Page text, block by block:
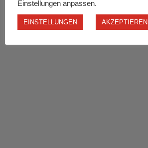
Einstellungen anpassen.
EINSTELLUNGEN AKZEPTIEREN